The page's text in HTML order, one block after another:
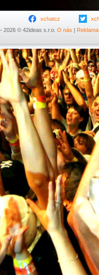
xchatcz
2026 © 42ideas s.r.o. O nás | Reklama